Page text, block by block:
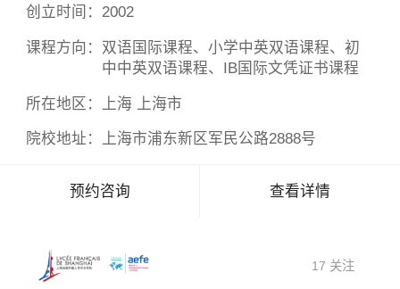
创立时间： 2002
课程方向： 双语国际课程、小学中英双语课程、初
中中英双语课程、IB国际文凭证书课程
所在地区： 上海 上海市
院校地址： 上海市浦东新区军民公路2888号
预约咨询 查看详情
17 关注